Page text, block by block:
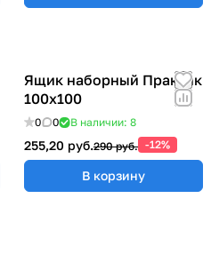
Ящик наборный Практик
100x100
0 0 В наличии: 8
255,20 руб.290 руб. -12%
В корзину